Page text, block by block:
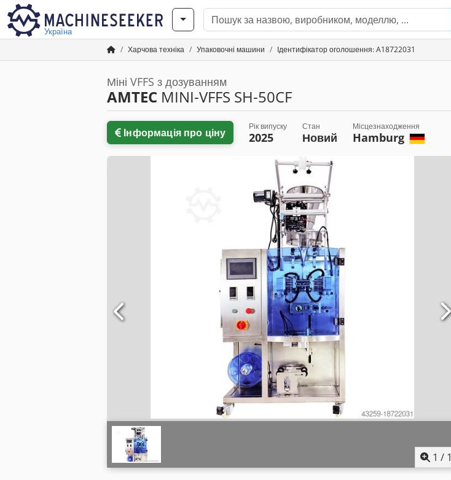
Україна
Харчова техніка Упаковочні машини Ідентифікатор оголошення: A18722031
Міні VFFS з дозуванням
AMTEC MINI-VFFS SH-50CF
Інформація про ціну Рік випуску
2025
Стан
Новий
Місцезнаходження
Hamburg
1 / 1